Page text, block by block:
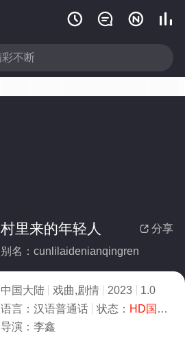
   
 分享
村里来的年轻人
别名：cunlilaidenianqingren
中国大陆 戏曲,剧情 2023
1.0
语言： 汉语普通话 状态： HD国语/高清
导演： 李鑫